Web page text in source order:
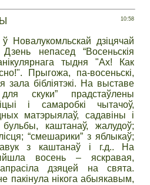
10:58
Новалукомльскай дзіцячай
непасед “Восеньскія
тыдня "Ах! Как
Прыгожа, па-восеньскі,
бібліятэкі. На выставе
скуки” прадстаўлены
і самаробкі чытачоў,
матэрыялаў, садавіны і
каштанаў, жалудоў;
“смешарики” з яблыкаў;
з каштанаў і г.д.. На
восень – яскравая,
дзяцей на свята.
пакінула нікога абыякавым,